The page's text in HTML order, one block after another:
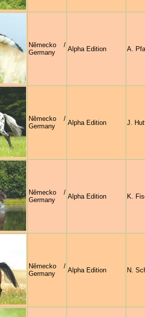
Německo /
Germany
Alpha Edition A.
Německo /
Germany
Alpha Edition J.
Německo /
Germany
Alpha Edition K.
Německo /
Germany
Alpha Edition N.